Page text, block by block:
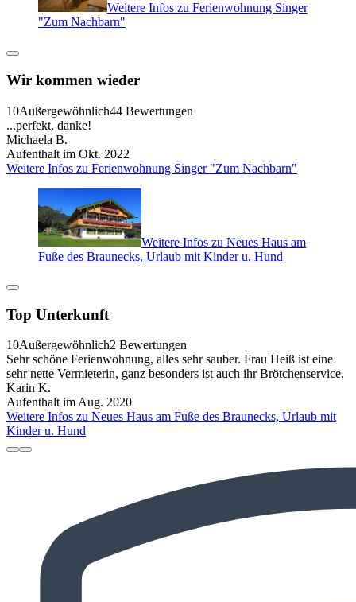
Weitere Infos zu Ferienwohnung Singer
"Zum Nachbarn"
Wir kommen wieder
10Außergewöhnlich44 Bewertungen
...perfekt, danke!
Michaela B.
Aufenthalt im Okt. 2022
Weitere Infos zu Ferienwohnung Singer "Zum Nachbarn"
Weitere Infos zu Neues Haus am
Fuße des Braunecks, Urlaub mit Kinder u. Hund
Top Unterkunft
10Außergewöhnlich2 Bewertungen
Sehr schöne Ferienwohnung, alles sehr sauber. Frau Heiß ist eine
sehr nette Vermieterin, ganz besonders ist auch ihr Brötchenservice.
Karin K.
Aufenthalt im Aug. 2020
Weitere Infos zu Neues Haus am Fuße des Braunecks, Urlaub mit
Kinder u. Hund